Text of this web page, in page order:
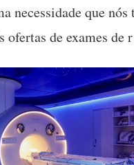
necessidade que nós
ofertas de exames de r